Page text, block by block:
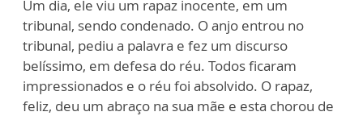
Um dia, ele viu um rapaz inocente, em um
tribunal, sendo condenado. O anjo entrou no
tribunal, pediu a palavra e fez um discurso
belíssimo, em defesa do réu. Todos ficaram
impressionados e o réu foi absolvido. O rapaz,
feliz, deu um abraço na sua mãe e esta chorou de